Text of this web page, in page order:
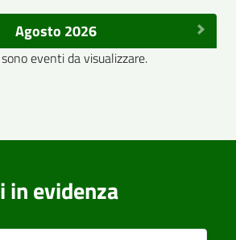
Agosto 2026
eventi da visualizzare.
in evidenza